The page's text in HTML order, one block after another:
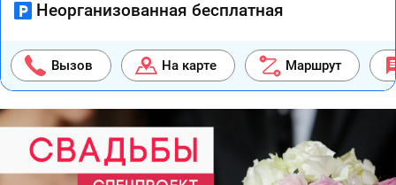
Неорганизованная бесплатная
Вызов На карте Маршрут